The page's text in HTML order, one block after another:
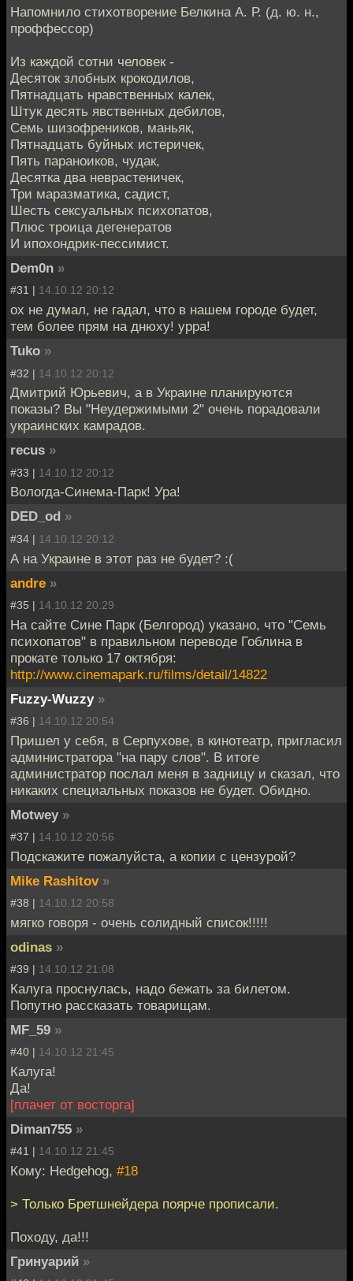
Напомнило стихотворение Белкина А. Р. (д. ю. н.,
проффессор)
Из каждой сотни человек -
Десяток злобных крокодилов,
Пятнадцать нравственных калек,
Штук десять явственных дебилов,
Семь шизофреников, маньяк,
Пятнадцать буйных истеричек,
Пять параноиков, чудак,
Десятка два неврастеничек,
Три маразматика, садист,
Шесть сексуальных психопатов,
Плюс троица дегенератов
И ипохондрик-пессимист.
Dem0n »
#31 | 14.10.12 20:12
ох не думал, не гадал, что в нашем городе будет,
тем более прям на днюху! урра!
Tuko »
#32 | 14.10.12 20:12
Дмитрий Юрьевич, а в Украине планируются
показы? Вы "Неудержимыми 2" очень порадовали
украинских камрадов.
recus »
#33 | 14.10.12 20:12
Вологда-Синема-Парк! Ура!
DED_od »
#34 | 14.10.12 20:12
А на Украине в этот раз не будет? :(
andre »
#35 | 14.10.12 20:29
На сайте Сине Парк (Белгород) указано, что "Семь
психопатов" в правильном переводе Гоблина в
прокате только 17 октября:
http://www.cinemapark.ru/films/detail/14822
Fuzzy-Wuzzy »
#36 | 14.10.12 20:54
Пришел у себя, в Серпухове, в кинотеатр, пригласил
администратора "на пару слов". В итоге
администратор послал меня в задницу и сказал, что
никаких специальных показов не будет. Обидно.
Motwey »
#37 | 14.10.12 20:56
Подскажите пожалуйста, а копии с цензурой?
Mike Rashitov »
#38 | 14.10.12 20:58
мягко говоря - очень солидный список!!!!!
odinas »
#39 | 14.10.12 21:08
Калуга проснулась, надо бежать за билетом.
Попутно рассказать товарищам.
MF_59 »
#40 | 14.10.12 21:45
Калуга!
Да!
[плачет от восторга]
Diman755 »
#41 | 14.10.12 21:45
Кому: Hedgehog, #18
> Только Бретшнейдера поярче прописали.
Походу, да!!!
Гринуарий »